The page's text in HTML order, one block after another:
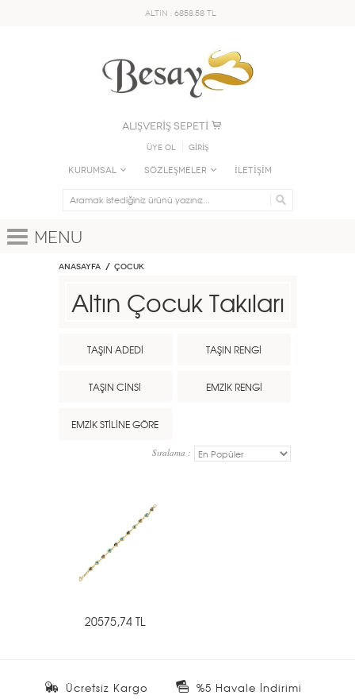
ALTIN : 6858.58 TL
ALIŞVERİŞ SEPETİ
Üye Ol GİRİŞ
KURUMSAL SÖZLEŞMELER İLETİŞİM
Menu
Anasayfa ÇOCUK
Altın Çocuk Takıları
TAŞIN ADEDİ TAŞIN RENGİ
TAŞIN CİNSİ EMZİK RENGİ
EMZİK STİLİNE GÖRE
Sıralama :
20575,74 TL
Ücretsiz Kargo
%5 Havale İndirimi